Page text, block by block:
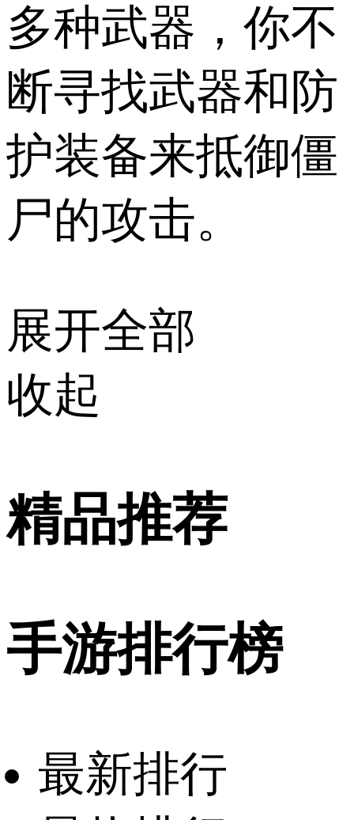
多种武器，你不
断寻找武器和防
护装备来抵御僵
尸的攻击。
展开全部
收起
精品推荐
手游排行榜
最新排行